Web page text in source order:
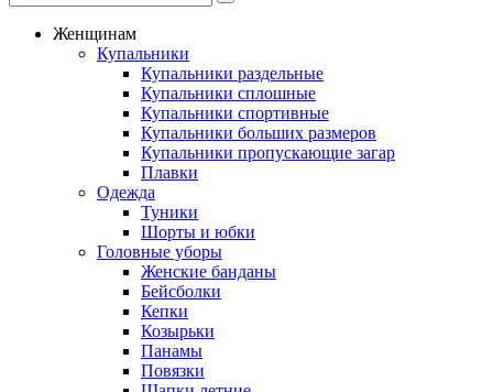
Женщинам
Купальники
Купальники раздельные
Купальники сплошные
Купальники спортивные
Купальники больших размеров
Купальники пропускающие загар
Плавки
Одежда
Туники
Шорты и юбки
Головные уборы
Женские банданы
Бейсболки
Кепки
Козырьки
Панамы
Повязки